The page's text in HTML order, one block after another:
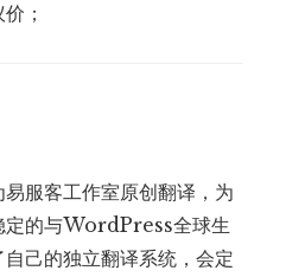
；
服客工作室原创翻译，为
定的与WordPress全球生
己的独立翻译系统，会定